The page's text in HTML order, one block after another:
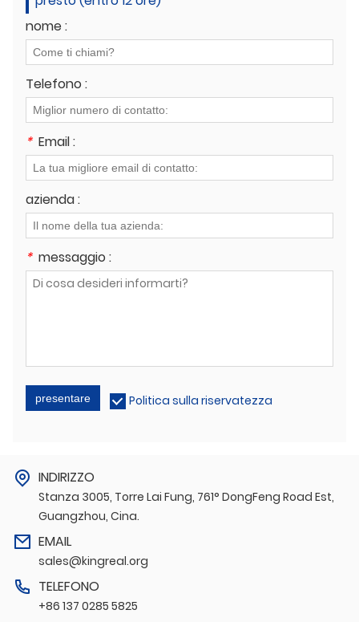
nome :
Telefono :
* Email :
azienda :
* messaggio :
presentare Politica sulla riservatezza
INDIRIZZO
Stanza 3005, Torre Lai Fung, 761° DongFeng Road Est,
Guangzhou, Cina.
EMAIL
sales@kingreal.org
TELEFONO
+86 137 0285 5825